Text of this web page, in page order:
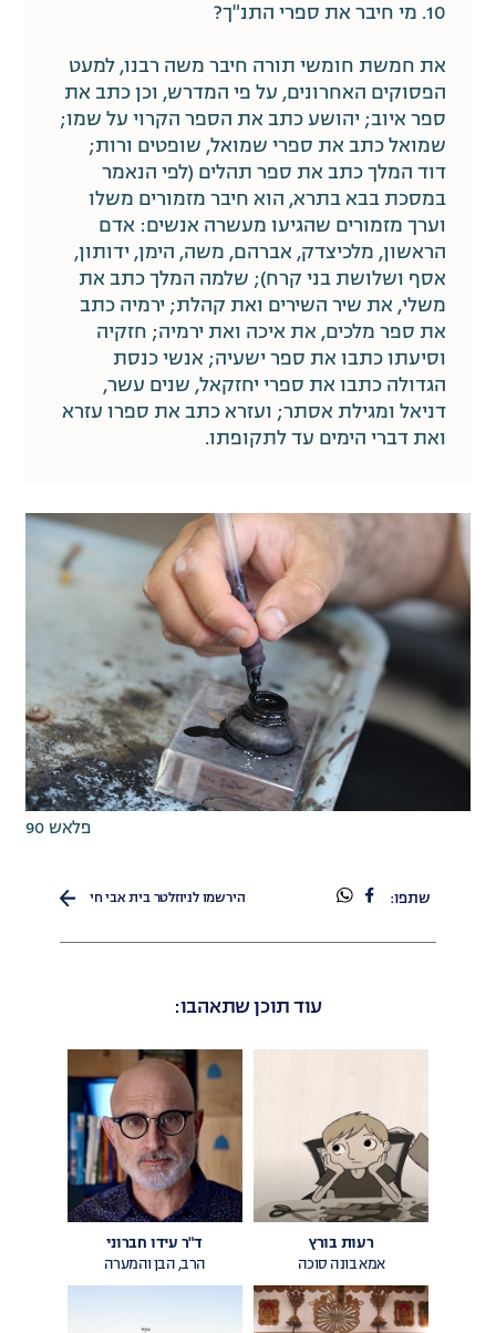
10. מי חיבר את ספרי התנ"ך?
את חמשת חומשי תורה חיבר משה רבנו, למעט
הפסוקים האחרונים, על פי המדרש, וכן כתב את
ספר איוב; יהושע כתב את הספר הקרוי על שמו;
שמואל כתב את ספרי שמואל, שופטים ורות;
דוד המלך כתב את ספר תהלים (לפי הנאמר
במסכת בבא בתרא, הוא חיבר מזמורים משלו
וערך מזמורים שהגיעו מעשרה אנשים: אדם
הראשון, מלכיצדק, אברהם, משה, הימן, ידותון,
אסף ושלושת בני קרח); שלמה המלך כתב את
משלי, את שיר השירים ואת קהלת; ירמיה כתב
את ספר מלכים, את איכה ואת ירמיה; חזקיה
וסיעתו כתבו את ספר ישעיה; אנשי כנסת
הגדולה כתבו את ספרי יחזקאל, שנים עשר,
דניאל ומגילת אסתר; ועזרא כתב את ספרו עזרא
ואת דברי הימים עד לתקופתו.
פלאש 90
שתפו:
שתפושתפו
הירשמו לניוזלטר בית אבי חי
עוד תוכן שתאהבו:
רעות בורץ
אמא בונה סוכה
ד"ר עידו חברוני
הרב, הבן והמערה